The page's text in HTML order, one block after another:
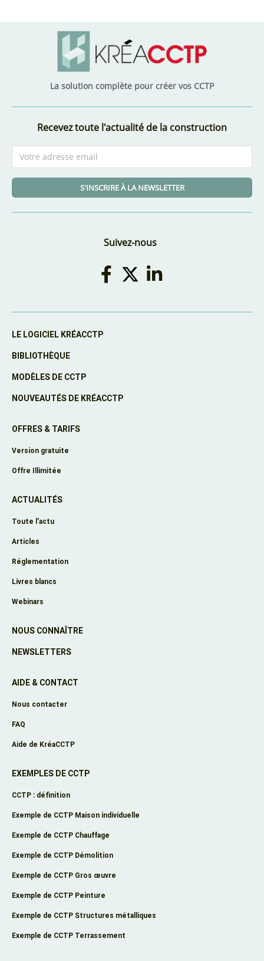
La solution complète pour créer vos CCTP
Recevez toute l'actualité de la construction
S'INSCRIRE À LA NEWSLETTER
Suivez-nous
LE LOGICIEL KRÉACCTP
BIBLIOTHÈQUE
MODÈLES DE CCTP
NOUVEAUTÉS DE KRÉACCTP
OFFRES & TARIFS
Version gratuite
Offre Illimitée
ACTUALITÉS
Toute l’actu
Articles
Réglementation
Livres blancs
Webinars
NOUS CONNAÎTRE
NEWSLETTERS
AIDE & CONTACT
Nous contacter
FAQ
Aide de KréaCCTP
EXEMPLES DE CCTP
CCTP : définition
Exemple de CCTP Maison individuelle
Exemple de CCTP Chauffage
Exemple de CCTP Démolition
Exemple de CCTP Gros œuvre
Exemple de CCTP Peinture
Exemple de CCTP Structures métalliques
Exemple de CCTP Terrassement